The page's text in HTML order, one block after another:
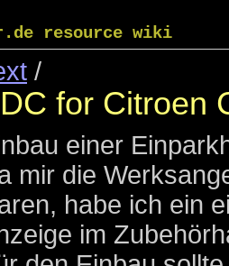
resource wiki
/
for Citroen
einer
mir die
habe ich ein
im